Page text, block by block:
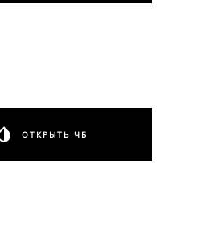
ОТКРЫТЬ ЧБ